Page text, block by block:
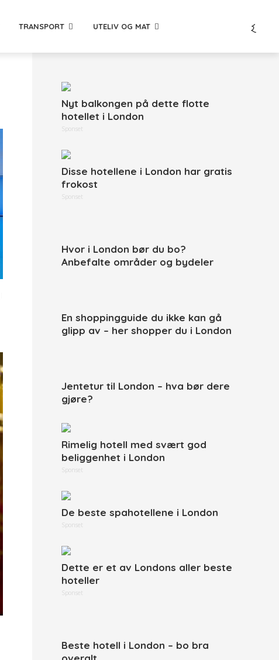
TRANSPORT UTELIV OG MAT
Nyt balkongen på dette flotte
hotellet i London
Sponset
Disse hotellene i London har gratis
frokost
Sponset
Hvor i London bør du bo?
Anbefalte områder og bydeler
En shoppingguide du ikke kan gå
glipp av – her shopper du i London
Jentetur til London – hva bør dere
gjøre?
Rimelig hotell med svært god
beliggenhet i London
Sponset
De beste spahotellene i London
Sponset
Dette er et av Londons aller beste
hoteller
Sponset
Beste hotell i London – bo bra